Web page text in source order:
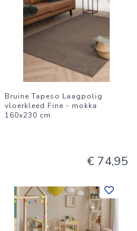
Bruine Tapeso Laagpolig
vloerkleed Fine - mokka
160x230 cm
€ 74,95